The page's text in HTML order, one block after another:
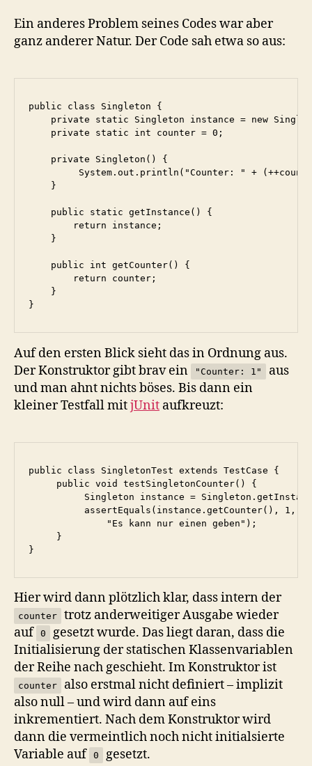
Ein anderes Problem seines Codes war aber
ganz anderer Natur. Der Code sah etwa so aus:
public class Singleton {
private static Singleton instance = new
private static int counter = 0;
private Singleton() {
System.out.println("Counter: " +
}
public static getInstance() {
return instance;
}
public int getCounter() {
return counter;
}
}
Auf den ersten Blick sieht das in Ordnung aus.
Der Konstruktor gibt brav ein
"Counter: 1"
aus
und man ahnt nichts böses. Bis dann ein
kleiner Testfall mitjUnit aufkreuzt:
public class SingletonTest extends TestCase {
public void testSingletonCounter() {
Singleton instance =
assertEquals(instance.getCounter(), 1,
              "Es kann nur einen geben");
}
}
Hier wird dann plötzlich klar, dass intern der
counter
trotz anderweitiger Ausgabe wieder
auf 0
gesetzt wurde. Das liegt daran, dass die
Initialisierung der statischen Klassenvariablen
der Reihe nach geschieht. Im Konstruktor ist
counter
also erstmal nicht definiert – implizit
also null – und wird dann auf eins
inkrementiert. Nach dem Konstruktor wird
dann die vermeintlich noch nicht initialsierte
Variable auf 0 gesetzt.